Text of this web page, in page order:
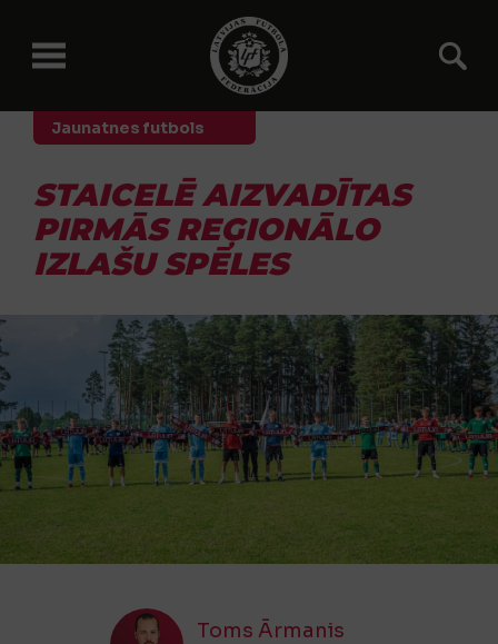
Jaunatnes futbols
STAICELĒ AIZVADĪTAS
PIRMĀS REĢIONĀLO
IZLAŠU SPĒLES
Toms Ārmanis